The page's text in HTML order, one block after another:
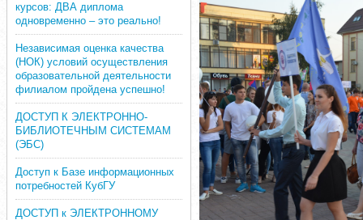
курсов: ДВА диплома
одновременно – это реально!
Независимая оценка качества
(НОК) условий осуществления
образовательной деятельности
филиалом пройдена успешно!
ДОСТУП К ЭЛЕКТРОННО-
БИБЛИОТЕЧНЫМ СИСТЕМАМ
(ЭБС)
Доступ к Базе информационных
потребностей КубГУ
ДОСТУП к ЭЛЕКТРОННОМУ